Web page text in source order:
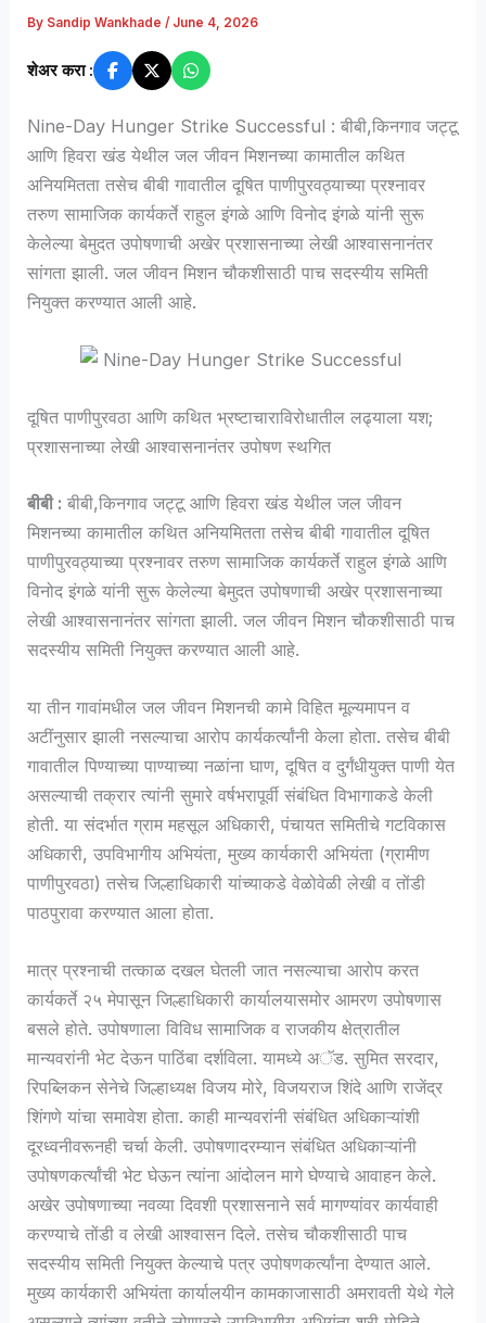
By Sandip Wankhade/ June 4, 2026
शेअर करा :
Nine-Day Hunger Strike Successful : बीबी,किनगाव जट्टू
आणि हिवरा खंड येथील जल जीवन मिशनच्या कामातील कथित
अनियमितता तसेच बीबी गावातील दूषित पाणीपुरवठ्याच्या प्रश्नावर
तरुण सामाजिक कार्यकर्ते राहुल इंगळे आणि विनोद इंगळे यांनी सुरू
केलेल्या बेमुदत उपोषणाची अखेर प्रशासनाच्या लेखी आश्वासनानंतर
सांगता झाली. जल जीवन मिशन चौकशीसाठी पाच सदस्यीय समिती
नियुक्त करण्यात आली आहे.
दूषित पाणीपुरवठा आणि कथित भ्रष्टाचाराविरोधातील लढ्याला यश;
प्रशासनाच्या लेखी आश्वासनानंतर उपोषण स्थगित
बीबी : बीबी,किनगाव जट्टू आणि हिवरा खंड येथील जल जीवन
मिशनच्या कामातील कथित अनियमितता तसेच बीबी गावातील दूषित
पाणीपुरवठ्याच्या प्रश्नावर तरुण सामाजिक कार्यकर्ते राहुल इंगळे आणि
विनोद इंगळे यांनी सुरू केलेल्या बेमुदत उपोषणाची अखेर प्रशासनाच्या
लेखी आश्वासनानंतर सांगता झाली. जल जीवन मिशन चौकशीसाठी पाच
सदस्यीय समिती नियुक्त करण्यात आली आहे.
या तीन गावांमधील जल जीवन मिशनची कामे विहित मूल्यमापन व
अटींनुसार झाली नसल्याचा आरोप कार्यकर्त्यांनी केला होता. तसेच बीबी
गावातील पिण्याच्या पाण्याच्या नळांना घाण, दूषित व दुर्गंधीयुक्त पाणी येत
असल्याची तक्रार त्यांनी सुमारे वर्षभरापूर्वी संबंधित विभागाकडे केली
होती. या संदर्भात ग्राम महसूल अधिकारी, पंचायत समितीचे गटविकास
अधिकारी, उपविभागीय अभियंता, मुख्य कार्यकारी अभियंता (ग्रामीण
पाणीपुरवठा) तसेच जिल्हाधिकारी यांच्याकडे वेळोवेळी लेखी व तोंडी
पाठपुरावा करण्यात आला होता.
मात्र प्रश्नाची तत्काळ दखल घेतली जात नसल्याचा आरोप करत
कार्यकर्ते २५ मेपासून जिल्हाधिकारी कार्यालयासमोर आमरण उपोषणास
बसले होते. उपोषणाला विविध सामाजिक व राजकीय क्षेत्रातील
मान्यवरांनी भेट देऊन पाठिंबा दर्शविला. यामध्ये अॅड. सुमित सरदार,
रिपब्लिकन सेनेचे जिल्हाध्यक्ष विजय मोरे, विजयराज शिंदे आणि राजेंद्र
शिंगणे यांचा समावेश होता. काही मान्यवरांनी संबंधित अधिकाऱ्यांशी
दूरध्वनीवरूनही चर्चा केली. उपोषणादरम्यान संबंधित अधिकाऱ्यांनी
उपोषणकर्त्यांची भेट घेऊन त्यांना आंदोलन मागे घेण्याचे आवाहन केले.
अखेर उपोषणाच्या नवव्या दिवशी प्रशासनाने सर्व मागण्यांवर कार्यवाही
करण्याचे तोंडी व लेखी आश्वासन दिले. तसेच चौकशीसाठी पाच
सदस्यीय समिती नियुक्त केल्याचे पत्र उपोषणकर्त्यांना देण्यात आले.
मुख्य कार्यकारी अभियंता कार्यालयीन कामकाजासाठी अमरावती येथे गेले